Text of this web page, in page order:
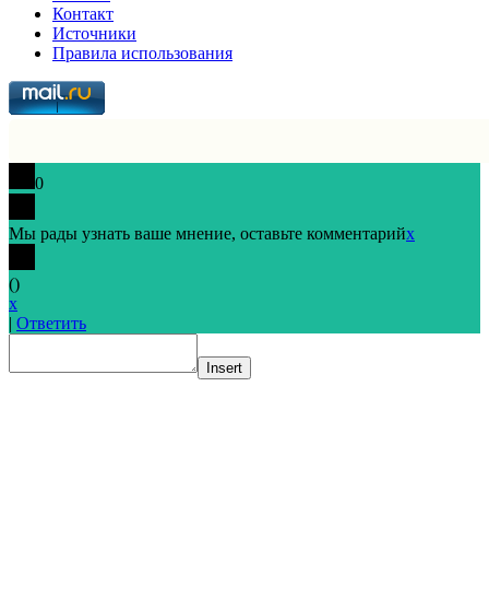
Контакт
Источники
Правила использования
0
Мы рады узнать ваше мнение, оставьте комментарийx
()
x
| Ответить
Insert